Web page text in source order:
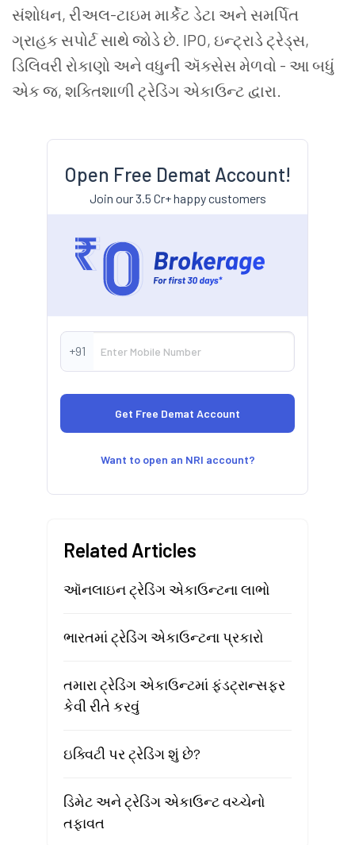
સંશોધન, રીઅલ-ટાઇમ માર્કેટ ડેટા અને સમર્પિત
ગ્રાહક સપોર્ટ સાથે જોડે છે. IPO, ઇન્ટ્રાડે ટ્રેડ્સ,
ડિલિવરી રોકાણો અને વધુની ઍક્સેસ મેળવો - આ બધું
એક જ, શક્તિશાળી ટ્રેડિંગ એકાઉન્ટ દ્વારા.
Open Free Demat Account!
Join our 3.5 Cr+ happy customers
+91
Want to open an NRI account?
Related Articles
ઑનલાઇન ટ્રેડિંગ એકાઉન્ટના લાભો
ભારતમાં ટ્રેડિંગ એકાઉન્ટના પ્રકારો
તમારા ટ્રેડિંગ એકાઉન્ટમાં ફંડટ્રાન્સફર
કેવી રીતે કરવું
ઇક્વિટી પર ટ્રેડિંગ શું છે?
ડિમેટ અને ટ્રેડિંગ એકાઉન્ટ વચ્ચેનો
તફાવત